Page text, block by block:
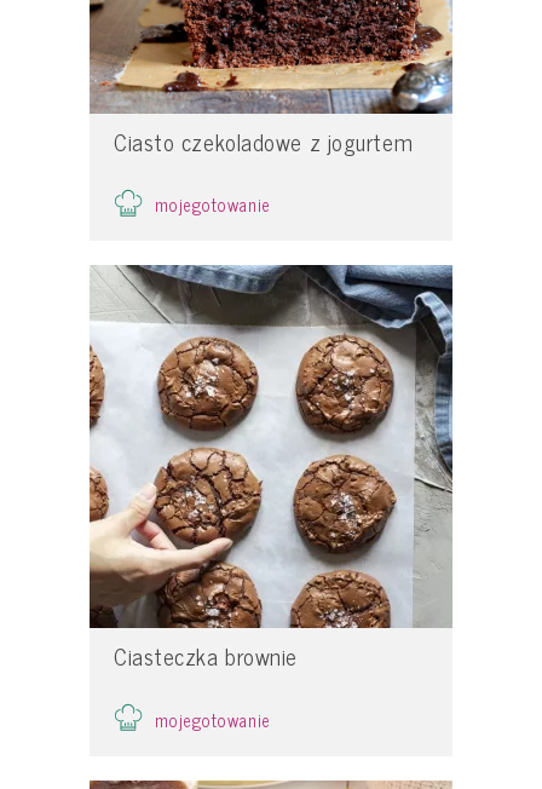
Ciasto czekoladowe z jogurtem
mojegotowanie
Ciasteczka brownie
mojegotowanie